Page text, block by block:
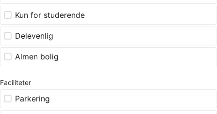
Kun for studerende
Delevenlig
Almen bolig
Faciliteter
Parkering